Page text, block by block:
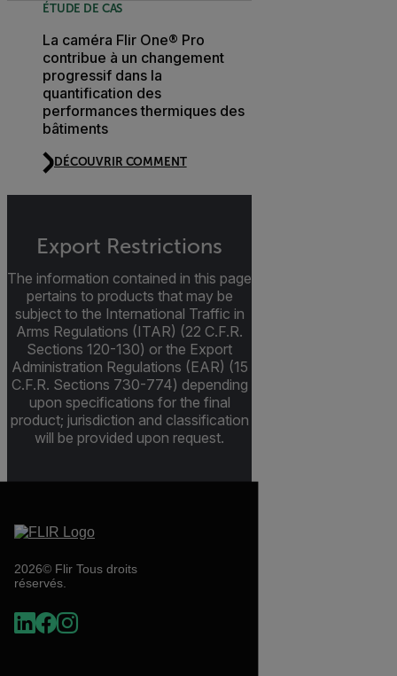
ÉTUDE DE CAS
La caméra Flir One® Pro
contribue à un changement
progressif dans la
quantification des
performances thermiques des
bâtiments
DÉCOUVRIR COMMENT
Export Restrictions
The information contained in this page
pertains to products that may be
subject to the International Traffic in
Arms Regulations (ITAR) (22 C.F.R.
Sections 120-130) or the Export
Administration Regulations (EAR) (15
C.F.R. Sections 730-774) depending
upon specifications for the final
product; jurisdiction and classification
will be provided upon request.
2026© Flir Tous droits
réservés.